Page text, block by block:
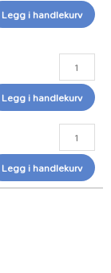
pages
antall
Legg i handlekurv
Legg i handlekurv
Legg i handlekurv